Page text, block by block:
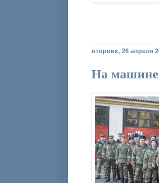
вторник, 26 апреля
На машине